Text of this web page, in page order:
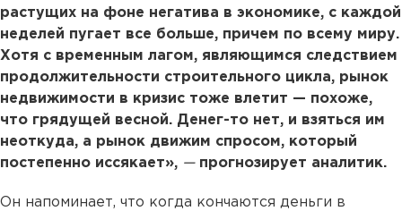
растущих на фоне негатива в экономике, с каждой
неделей пугает все больше, причем по всему миру.
Хотя с временным лагом, являющимся следствием
продолжительности строительного цикла, рынок
недвижимости в кризис тоже влетит — похоже,
что грядущей весной. Денег-то нет, и взяться им
неоткуда, а рынок движим спросом, который
постепенно иссякает», —прогнозирует аналитик.
Он напоминает, что когда кончаются деньги в